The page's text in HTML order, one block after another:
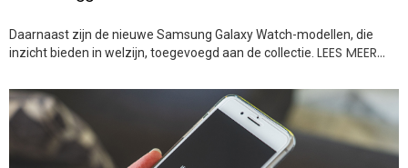
Daarnaast zijn de nieuwe Samsung Galaxy Watch-modellen, die
inzicht bieden in welzijn, toegevoegd aan de collectie. LEES MEER…